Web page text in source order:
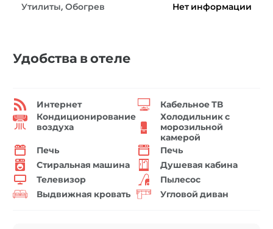
Утилиты, Обогрев
Нет информации
Удобства в отеле
Интернет
Кабельное ТВ
Кондиционирование
воздуха
Холодильник с
морозильной
камерой
Печь
Печь
Стиральная машина
Душевая кабина
Телевизор
Пылесос
Выдвижная кровать
Угловой диван